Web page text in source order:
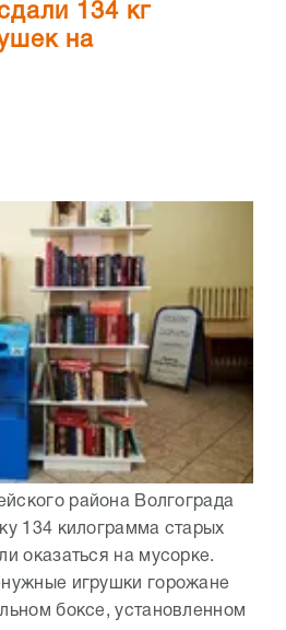
134 кг
на
района Волгограда
134 килограмма старых
оказаться на мусорке.
игрушки горожане
боксе, установленном